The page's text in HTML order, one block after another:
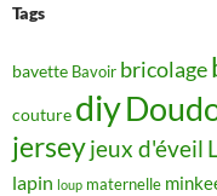
Tags
bavette Bavoir bricolage
couture diy
jerseyjeux d'éveil
lapin loup maternelle